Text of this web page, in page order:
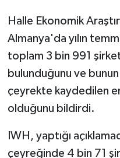
Halle Ekonomik
Almanya'da yılın
toplam 3 bin 991
bulunduğunu ve
çeyrekte kaydedilen
olduğunu bildirdi.
IWH, yaptığı
çeyreğinde 4 bin 71